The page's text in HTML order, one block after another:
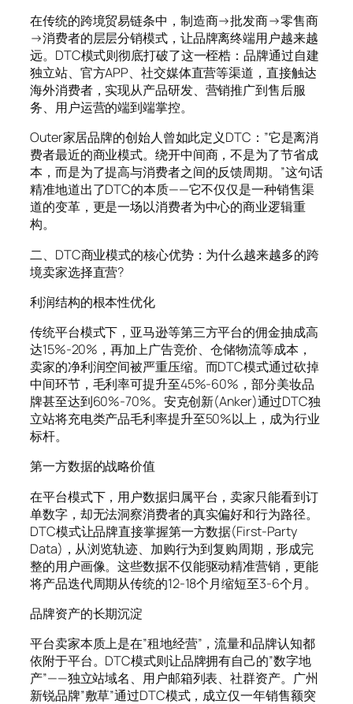
在传统的跨境贸易链条中，制造商→批发商→零售商
→消费者的层层分销模式，让品牌离终端用户越来越
远。DTC模式则彻底打破了这一桎梏：品牌通过自建
独立站、官方APP、社交媒体直营等渠道，直接触达
海外消费者，实现从产品研发、营销推广到售后服
务、用户运营的端到端掌控。
Outer家居品牌的创始人曾如此定义DTC：”它是离消
费者最近的商业模式。绕开中间商，不是为了节省成
本，而是为了提高与消费者之间的反馈周期。”这句话
精准地道出了DTC的本质——它不仅仅是一种销售渠
道的变革，更是一场以消费者为中心的商业逻辑重
构。
二、DTC商业模式的核心优势：为什么越来越多的跨
境卖家选择直营?
利润结构的根本性优化
传统平台模式下，亚马逊等第三方平台的佣金抽成高
达15%-20%，再加上广告竞价、仓储物流等成本，
卖家的净利润空间被严重压缩。而DTC模式通过砍掉
中间环节，毛利率可提升至45%-60%，部分美妆品
牌甚至达到60%-70%。安克创新(Anker)通过DTC独
立站将充电类产品毛利率提升至50%以上，成为行业
标杆。
第一方数据的战略价值
在平台模式下，用户数据归属平台，卖家只能看到订
单数字，却无法洞察消费者的真实偏好和行为路径。
DTC模式让品牌直接掌握第一方数据(First-Party
Data)，从浏览轨迹、加购行为到复购周期，形成完
整的用户画像。这些数据不仅能驱动精准营销，更能
将产品迭代周期从传统的12-18个月缩短至3-6个月。
品牌资产的长期沉淀
平台卖家本质上是在”租地经营”，流量和品牌认知都
依附于平台。DTC模式则让品牌拥有自己的”数字地
产”——独立站域名、用户邮箱列表、社群资产。广州
新锐品牌”敷草”通过DTC模式，成立仅一年销售额突